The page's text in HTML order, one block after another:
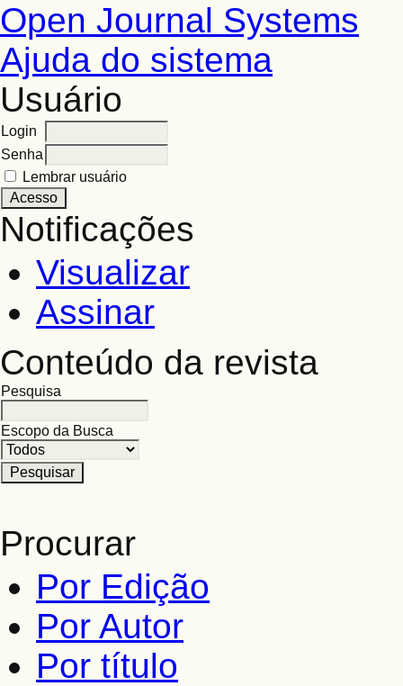
Open Journal Systems
Ajuda do sistema
Usuário
Login
Senha
Lembrar usuário
Notificações
Visualizar
Assinar
Conteúdo da revista
Pesquisa
Escopo da Busca
Procurar
Por Edição
Por Autor
Por título